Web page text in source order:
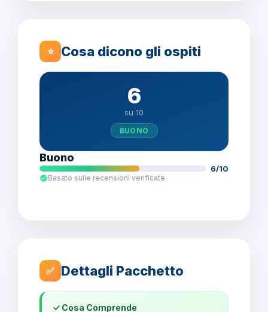
⭐ Cosa dicono gli ospiti
6
su 10
BUONO
Buono
6/10
Basato sulle recensioni verificate
✅ Dettagli Pacchetto
✓ Cosa Comprende